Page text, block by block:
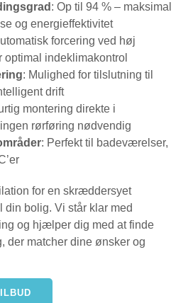
: Op til 94 % – maksimal
og energieffektivitet
forcering ved høj
optimal indeklimakontrol
: Mulighed for tilslutning til
drift
montering direkte i
rørføring nødvendig
: Perfekt til badeværelser,
for en skræddersyet
bolig. Vi står klar med
og hjælper dig med at finde
der matcher dine ønsker og